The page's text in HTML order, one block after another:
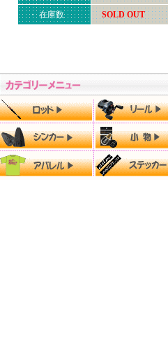
・ 在庫数 SOLD OUT